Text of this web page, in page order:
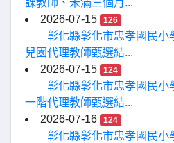
課教師、未滿三個月...
2026-07-15
126
彰化縣彰化市忠孝國民小
兒園代理教師甄選結...
2026-07-15
124
彰化縣彰化市忠孝國民小
一階代理教師甄選結...
2026-07-16
124
彰化縣彰化市忠孝國民小